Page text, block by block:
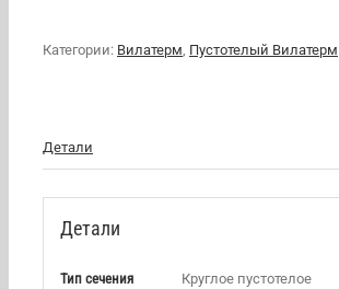
Категории: Вилатерм Пустотелый Вилатерм
Детали
Детали
Тип сечения
Круглое пустотелое